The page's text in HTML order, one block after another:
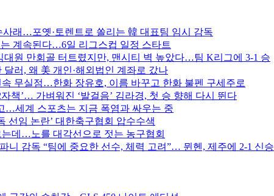
사래…포옛·토렌트로 쏠리는 韓 대표팀 임시 감독
계속된다…6일 리그스컵 일정 스타트
대원 만회골 터트렸지만, 맨시티 벽 높았다…팀 K리그에 3-1 승
달러, 왜 美 개인·해외법인 계좌로 갔나
속 무실점…한화 장유호, 이름 바꾸고 한화 불펜 구세주로
책’… 가벼워진 ‘발걸음’ 김라경, 첫 승 향해 다시 뛴다
…세계 스포츠는 지금 폭염과 싸우는 중
선임 논란’ 대한축구협회 압수수색
데…노를 대각선으로 젓는 농구협회
파니 감독 “팀에 중요한 선수, 체력 고려”… 뮌헨, 제주에 2-1 신승